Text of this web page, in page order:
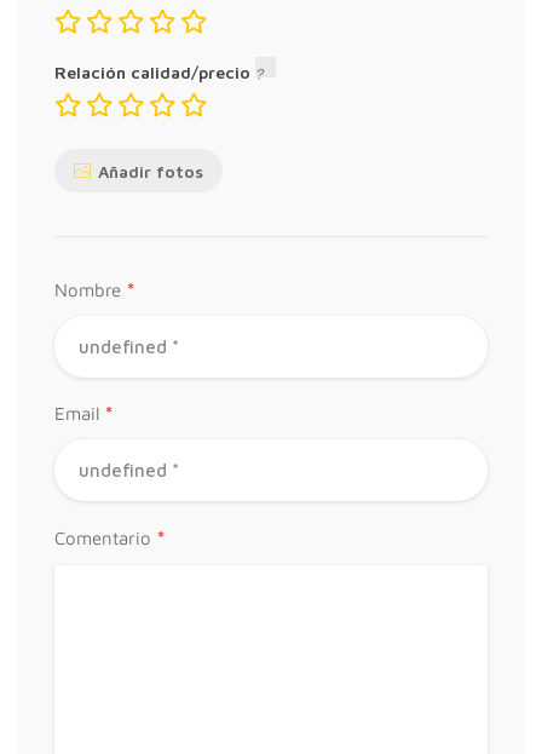
Relación calidad/precio
Añadir fotos
Nombre *
Email *
Comentario *